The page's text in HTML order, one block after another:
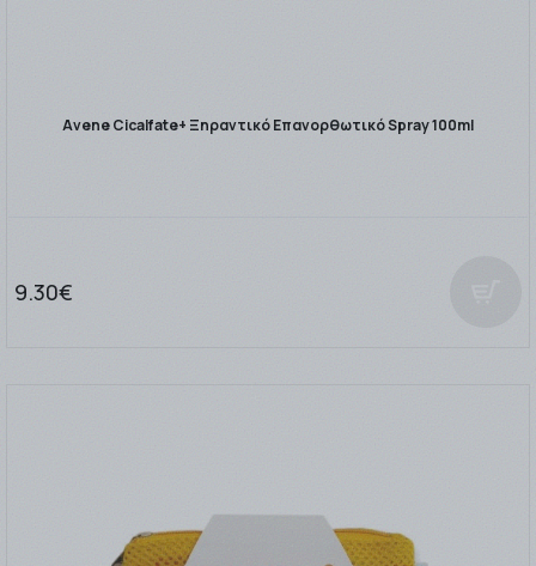
Avene Cicalfate+ Ξηραντικό Επανορθωτικό Spray 100ml
9.30€